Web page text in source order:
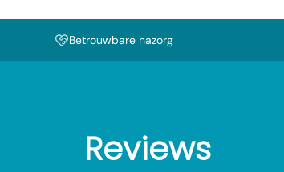
Betrouwbare nazorg
Reviews